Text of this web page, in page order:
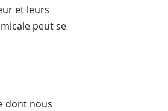
et leurs
peut se
dont nous